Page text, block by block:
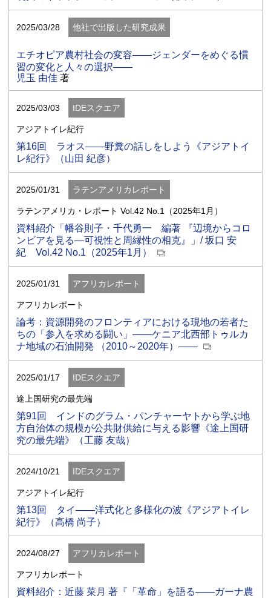
2025/03/28 他社で出版した研究成果
エチオピア農村社会の変容――ジェンダーをめぐる慣
習の変化と人々の選択――
児玉 由佳 著
2025/03/03 IDEスクエア
アジアトイレ紀行
第16回 ラオス――野糞の話しをしよう《アジアトイ
レ紀行》（山田 紀彦）
2025/01/31 ラテンアメリカレポート
ラテンアメリカ・レポート Vol.42 No.1（2025年1月）
資料紹介「幡谷則子・千代勇一 編著 『辺境からコロ
ンビアを見る―可視性と周縁性の相克』」/ 坂口 安
紀 Vol.42 No.1（2025年1月）
2025/01/31 アフリカレポート
アフリカレポート
論考：資源開発のフロンティアにおける現地の若者た
ちの「参入を求める闘い」――ケニア北西部トゥルカ
ナ地域の石油開発 （2010～2020年）――
2025/01/17 IDEスクエア
途上国研究の最先端
第91回 インドのグラム・パンチャーヤトから学ぶ地
方自治体の規模が公共財供給に与える影響《途上国研
究の最先端》（工藤 友哉）
2024/10/21 IDEスクエア
アジアトイレ紀行
第13回 タイ――洋式化と多様化の波《アジアトイレ
紀行》（高橋 尚子）
2024/08/27 アフリカレポート
アフリカレポート
資料紹介：近藤 菜月 著『「革命」を語る――ガーナ農